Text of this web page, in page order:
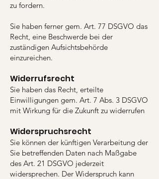
zu fordern.
Sie haben ferner gem. Art. 77 DSGVO das
Recht, eine Beschwerde bei der
zuständigen Aufsichtsbehörde
einzureichen.
Widerrufsrecht
Sie haben das Recht, erteilte
Einwilligungen gem. Art. 7 Abs. 3 DSGVO
mit Wirkung für die Zukunft zu widerrufen
Widerspruchsrecht
Sie können der künftigen Verarbeitung der
Sie betreffenden Daten nach Maßgabe
des Art. 21 DSGVO jederzeit
widersprechen. Der Widerspruch kann